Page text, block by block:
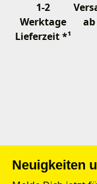
1-2
Werktage
Lieferzeit *¹
ab
Neuigkeiten